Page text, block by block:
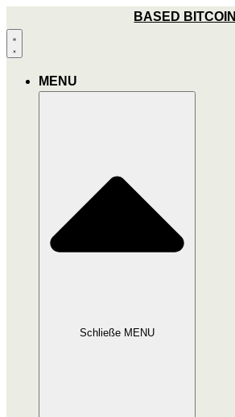
Inhalt
wechseln
BASED BITCOIN
MENU
Schließe MENU